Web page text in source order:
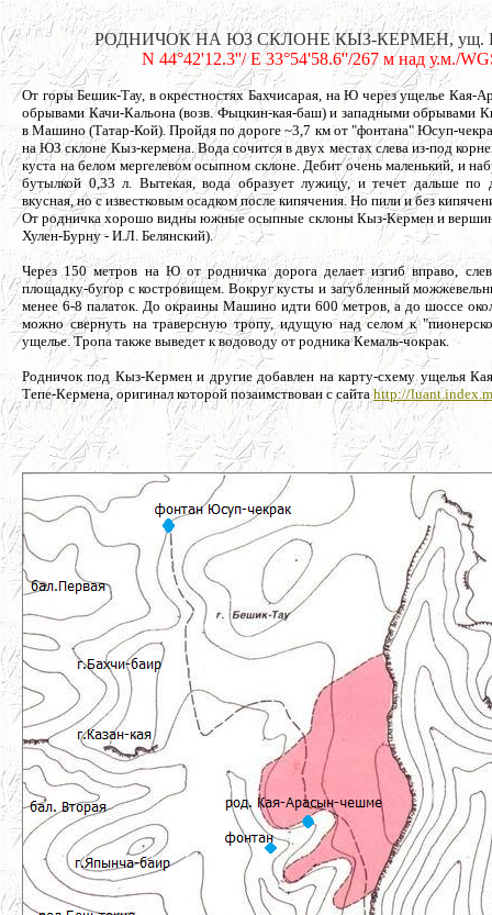
РОДНИЧОК НА ЮЗ СКЛОНЕ КЫЗ-КЕРМЕН, ущ.
N 44°42'12.3''/ E 33°54'58.6''/267 м над у.м./
От горы Бешик-Тау, в окрестностях Бахчисарая, на Ю через ущелье Кая-
обрывами Качи-Кальона (возв. Фыцкин-кая-баш) и западными обрывами
в Машино (Татар-Кой). Пройдя по дороге ~3,7 км от "фонтана" Юсуп-
на ЮЗ склоне Кыз-кермена. Вода сочится в двух местах слева из-под
куста на белом мергелевом осыпном склоне. Дебит очень маленький, и
бутылкой 0,33 л. Вытекая, вода образует лужицу, и течет дальше по
вкусная, но с известковым осадком после кипячения. Но пили и без
От родничка хорошо видны южные осыпные склоны Кыз-Кермен и
Хулен-Бурну - И.Л. Белянский).
Через 150 метров на Ю от родничка дорога делает изгиб вправо,
площадку-бугор с костровищем. Вокруг кусты и загубленный
менее 6-8 палаток. До окраины Машино идти 600 метров, а до шоссе
можно свернуть на траверсную тропу, идущую над селом к
ущелье. Тропа также выведет к водоводу от родника Кемаль-чокрак.
Родничок под Кыз-Кермен и другие добавлен на карту-схему ущелья
Тепе-Кермена, оригинал которой позаимствован с сайтаhttp://